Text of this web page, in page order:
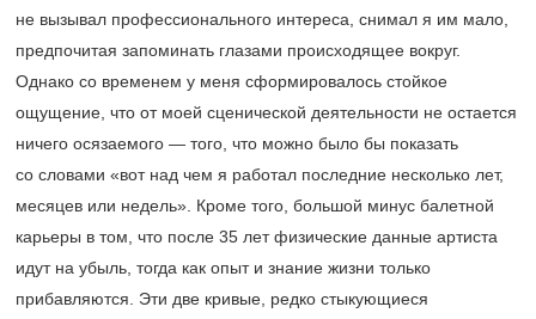
не вызывал профессионального интереса, снимал я им мало,
предпочитая запоминать глазами происходящее вокруг.
Однако со временем у меня сформировалось стойкое
ощущение, что от моей сценической деятельности не остается
ничего осязаемого — того, что можно было бы показать
со словами «вот над чем я работал последние несколько лет,
месяцев или недель». Кроме того, большой минус балетной
карьеры в том, что после 35 лет физические данные артиста
идут на убыль, тогда как опыт и знание жизни только
прибавляются. Эти две кривые, редко стыкующиеся